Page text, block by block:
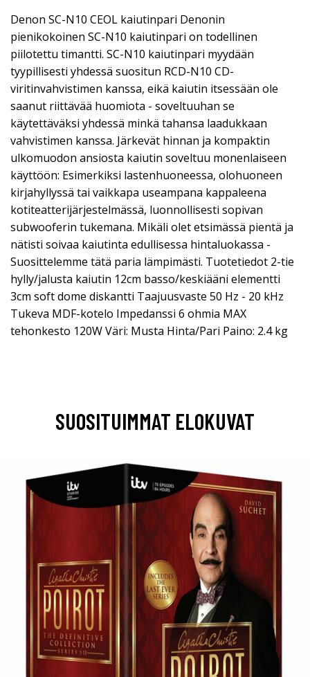
Denon SC-N10 CEOL kaiutinpari Denonin
pienikokoinen SC-N10 kaiutinpari on todellinen
piilotettu timantti. SC-N10 kaiutinpari myydään
tyypillisesti yhdessä suositun RCD-N10 CD-
viritinvahvistimen kanssa, eikä kaiutin itsessään ole
saanut riittävää huomiota - soveltuuhan se
käytettäväksi yhdessä minkä tahansa laadukkaan
vahvistimen kanssa. Järkevät hinnan ja kompaktin
ulkomuodon ansiosta kaiutin soveltuu monenlaiseen
käyttöön: Esimerkiksi lastenhuoneessa, olohuoneen
kirjahyllyssä tai vaikkapa useampana kappaleena
kotiteatterijärjestelmässä, luonnollisesti sopivan
subwooferin tukemana. Mikäli olet etsimässä pientä ja
nätisti soivaa kaiutinta edullisessa hintaluokassa -
Suosittelemme tätä paria lämpimästi. Tuotetiedot 2-tie
hylly/jalusta kaiutin 12cm basso/keskiääni elementti
3cm soft dome diskantti Taajuusvaste 50 Hz - 20 kHz
Tukeva MDF-kotelo Impedanssi 6 ohmia MAX
tehonkesto 120W Väri: Musta Hinta/Pari Paino: 2.4 kg
SUOSITUIMMAT ELOKUVAT